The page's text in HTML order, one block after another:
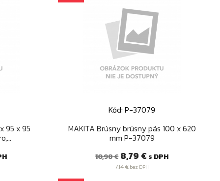
95 x 95
Kód: P-37079
MAKITA Brúsny brúsny pás 100 x 620
mm P-37079
Bežná
cena
10,98 € Cena
8,79 € s DPH
7,14 € bez DPH
Rýchly náhľad